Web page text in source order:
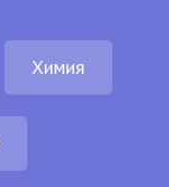
Химия